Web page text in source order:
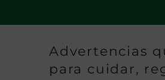
Advertencias
para cuidar,